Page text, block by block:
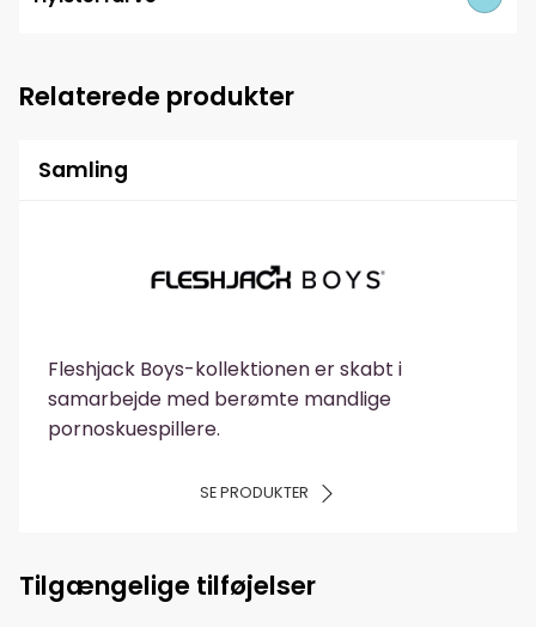
Relaterede produkter
Samling
Fleshjack Boys-kollektionen er skabt i
samarbejde med berømte mandlige
pornoskuespillere.
SE PRODUKTER
Tilgængelige tilføjelser